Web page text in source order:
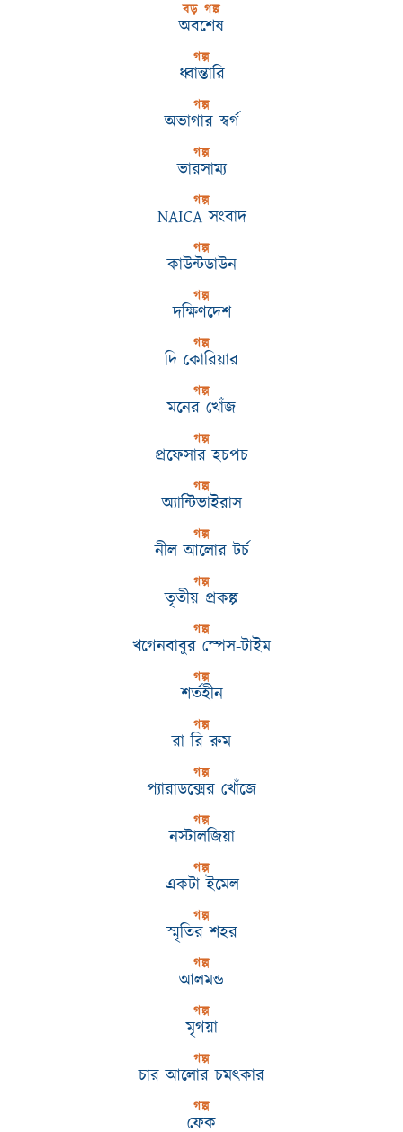
বড় গল্প
অবশেষ
গল্প
ধ্বান্তারি
গল্প
অভাগার স্বর্গ
গল্প
ভারসাম্য
গল্প
NAICA সংবাদ
গল্প
কাউন্টডাউন
গল্প
দক্ষিণদেশ
গল্প
দি কোরিয়ার
গল্প
মনের খোঁজ
গল্প
প্রফেসার হচপচ
গল্প
অ্যান্টিভাইরাস
গল্প
নীল আলোর টর্চ
গল্প
তৃতীয় প্রকল্প
গল্প
খগেনবাবুর স্পেস-টাইম
গল্প
শর্তহীন
গল্প
রা রি রুম
গল্প
প্যারাডক্সের খোঁজে
গল্প
নস্টালজিয়া
গল্প
একটা ইমেল
গল্প
স্মৃতির শহর
গল্প
আলমন্ড
গল্প
মৃগয়া
গল্প
চার আলোর চমৎকার
গল্প
ফেক